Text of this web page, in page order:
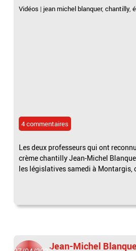
Vidéos | jean michel blanquer,chantilly,
4 commentaires
Les deux professeurs qui ont
crème chantilly Jean-Michel
les législatives samedi à Montargis,
Jean-Michel